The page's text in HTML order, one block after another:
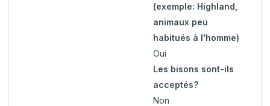
(exemple: Highland,
animaux peu
habitués à l'homme)
Oui
Les bisons sont-ils
acceptés?
Non